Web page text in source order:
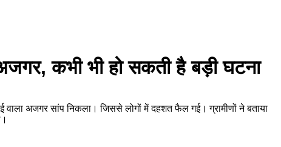
कभी भी हो सकती है बड़ी घटना
अजगर सांप निकला। जिससे लोगों में दहशत फैल गई। ग्रामीणों ने बताया